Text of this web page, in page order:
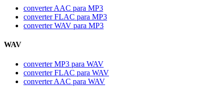
converter AAC para MP3
converter FLAC para MP3
converter WAV para MP3
WAV
converter MP3 para WAV
converter FLAC para WAV
converter AAC para WAV